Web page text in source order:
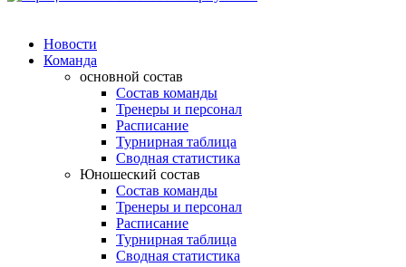
Новости
Команда
основной состав
Состав команды
Тренеры и персонал
Расписание
Турнирная таблица
Сводная статистика
Юношеский состав
Состав команды
Тренеры и персонал
Расписание
Турнирная таблица
Сводная статистика